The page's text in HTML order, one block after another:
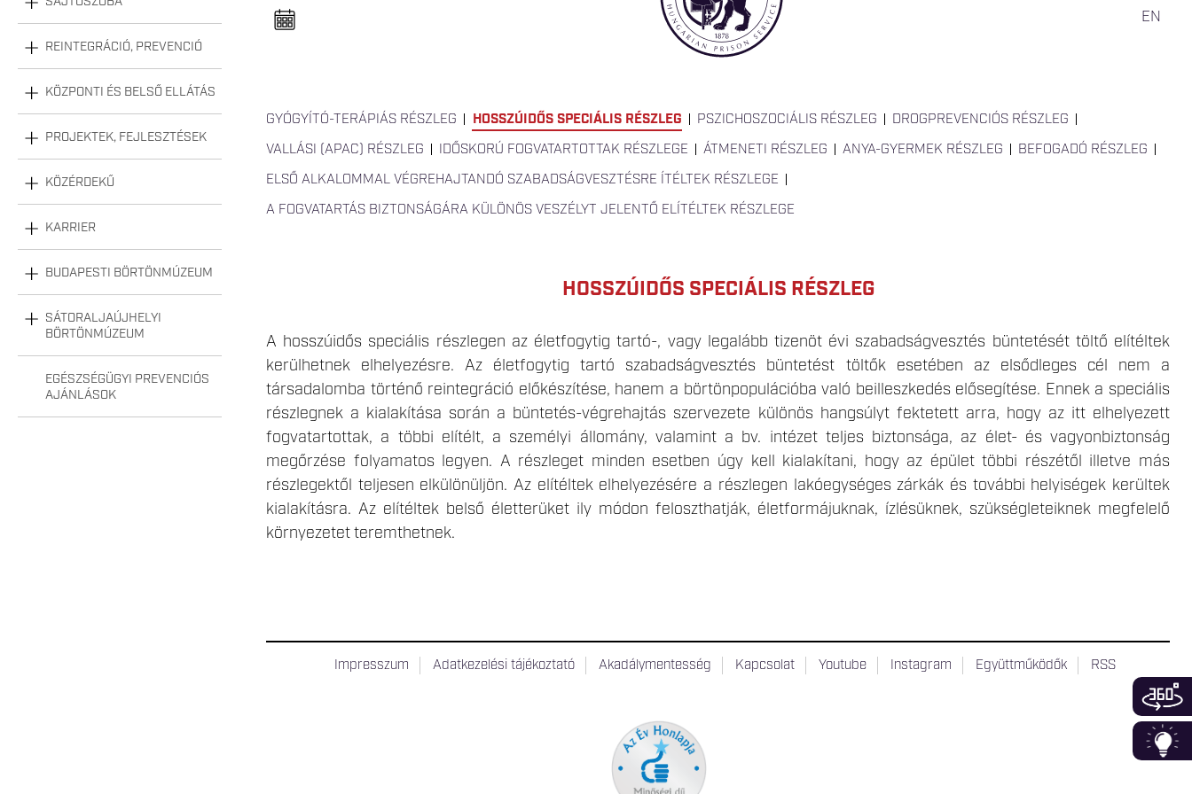
REINTEGRÁCIÓ, PREVENCIÓ
KÖZPONTI ÉS BELSŐ ELLÁTÁS
PROJEKTEK, FEJLESZTÉSEK
KÖZÉRDEKŰ
KARRIER
BUDAPESTI BÖRTÖNMÚZEUM
SÁTORALJAÚJHELYI
BÖRTÖNMÚZEUM
EGÉSZSÉGÜGYI PREVENCIÓS
AJÁNLÁSOK
EN
e
l
s
a
GYÓGYÍTÓ-TERÁPIÁS RÉSZLEG HOSSZÚIDŐS SPECIÁLIS RÉSZLEG PSZICHOSZOCIÁLIS RÉSZLEG
DROGPREVENCIÓS RÉSZLEG
VALLÁSI (APAC) RÉSZLEG
IDŐSKORÚ FOGVATARTOTTAK RÉSZLEGE ÁTMENETI RÉSZLEG ANYA-GYERMEK RÉSZLEG
BEFOGADÓ RÉSZLEG
ELSŐ ALKALOMMAL VÉGREHAJTANDÓ SZABADSÁGVESZTÉSRE ÍTÉLTEK RÉSZLEGE
A FOGVATARTÁS BIZTONSÁGÁRA KÜLÖNÖS VESZÉLYT JELENTŐ ELÍTÉLTEK RÉSZLEGE
HOSSZÚIDŐS SPECIÁLIS RÉSZLEG
A hosszúidős speciális részlegen az életfogytig tartó-, vagy legalább tizenöt évi szabadságvesztés büntetését töltő elítéltek
kerülhetnek elhelyezésre. Az életfogytig tartó szabadságvesztés büntetést töltők esetében az elsődleges cél nem a
társadalomba történő reintegráció előkészítése, hanem a börtönpopulációba való beilleszkedés elősegítése. Ennek a speciális
részlegnek a kialakítása során a büntetés-végrehajtás szervezete különös hangsúlyt fektetett arra, hogy az itt elhelyezett
fogvatartottak, a többi elítélt, a személyi állomány, valamint a bv. intézet teljes biztonsága, az élet- és vagyonbiztonság
megőrzése folyamatos legyen. A részleget minden esetben úgy kell kialakítani, hogy az épület többi részétől illetve más
részlegektől teljesen elkülönüljön. Az elítéltek elhelyezésére a részlegen lakóegységes zárkák és további helyiségek kerültek
kialakításra. Az elítéltek belső életterüket ily módon feloszthatják, életformájuknak, ízlésüknek, szükségleteiknek megfelelő
környezetet teremthetnek.
Impresszum Adatkezelési tájékoztató Akadálymentesség Kapcsolat Youtube Instagram Együttműködők RSS